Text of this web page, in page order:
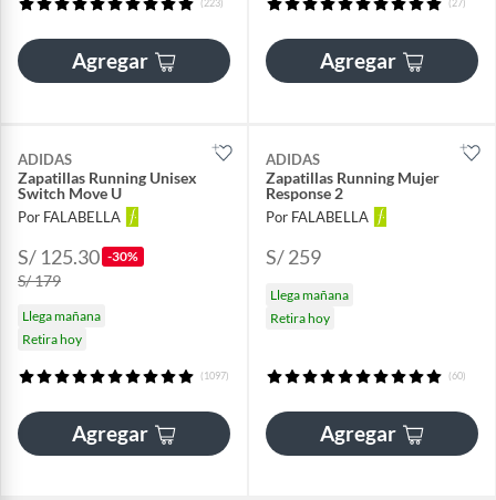
Agregar Agregar
ADIDAS
Zapatillas Running Unisex
Switch Move U
Por FALABELLA
S/ 125.30 -30%
S/ 179
Llega mañana
Retira hoy
(1097)
Agregar
ADIDAS
Zapatillas Running Mujer
Response 2
Por FALABELLA
S/ 259
Llega mañana
Retira hoy
(60)
Agregar